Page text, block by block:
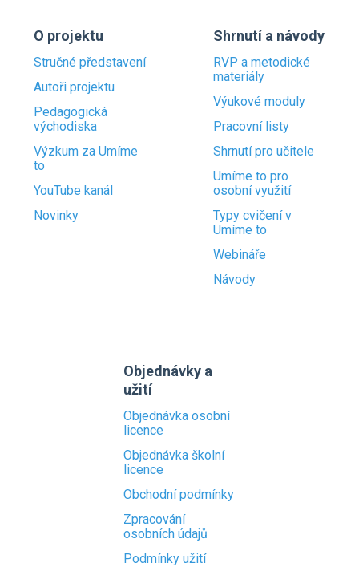
O projektu
Stručné představení
Autoři projektu
Pedagogická
východiska
Výzkum za Umíme
to
YouTube kanál
Novinky
Shrnutí a návody
RVP a metodické
materiály
Výukové moduly
Pracovní listy
Shrnutí pro učitele
Umíme to pro
osobní využití
Typy cvičení v
Umíme to
Webináře
Návody
Objednávky a
užití
Objednávka osobní
licence
Objednávka školní
licence
Obchodní podmínky
Zpracování
osobních údajů
Podmínky užití